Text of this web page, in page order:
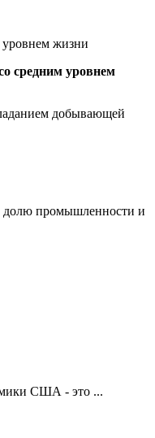
уровнем жизни
средним уровнем
добывающей
промышленности и
США - это ...